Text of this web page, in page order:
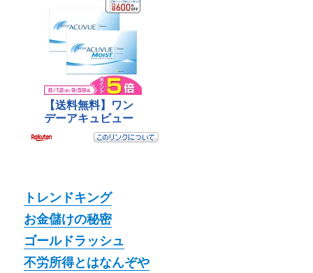
トレンドキング
お金儲けの秘密
ゴールドラッシュ
不労所得とはなんぞや